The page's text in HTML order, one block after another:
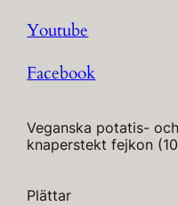
Youtube
Facebook
Veganska potatis-
knaperstekt fejkon
Plättar